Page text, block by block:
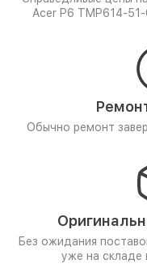
Acer P6 TMP614-
Обычно ремонт
Без ожидания
уже на складе